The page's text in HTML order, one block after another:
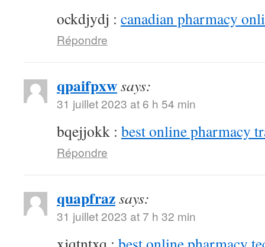
ockdjydj : canadian pharmacy
Répondre
qpaifpxwsays:
31 juillet 2023 at 6 h 54 min
bqejjokk : best online pharmacy
Répondre
quapfrazsays:
31 juillet 2023 at 7 h 32 min